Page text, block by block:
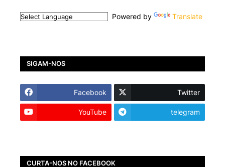
Powered by Translate
SIGAM-NOS
Facebook Twitter
YouTube telegram
CURTA-NOS NO FACEBOOK